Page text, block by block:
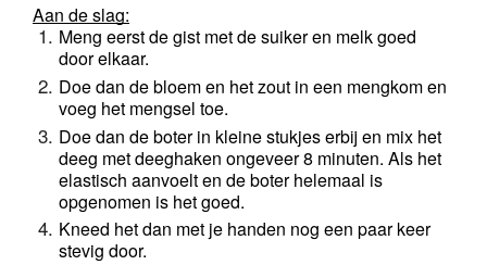
Aan de slag:
Meng eerst de gist met de suiker en melk goed
door elkaar.
Doe dan de bloem en het zout in een mengkom en
voeg het mengsel toe.
Doe dan de boter in kleine stukjes erbij en mix het
deeg met deeghaken ongeveer 8 minuten. Als het
elastisch aanvoelt en de boter helemaal is
opgenomen is het goed.
Kneed het dan met je handen nog een paar keer
stevig door.